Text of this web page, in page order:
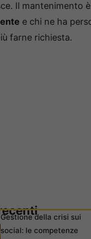
Il mantenimento è
e chi ne ha
farne richiesta.
Gestione della crisi sui
social: le competenze